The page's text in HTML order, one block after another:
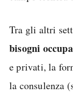
Tra gli altri
bisogni
e privati, la
la consulenza